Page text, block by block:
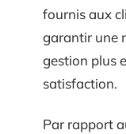
fournis aux
garantir une
gestion plus
satisfaction.
Par rapport